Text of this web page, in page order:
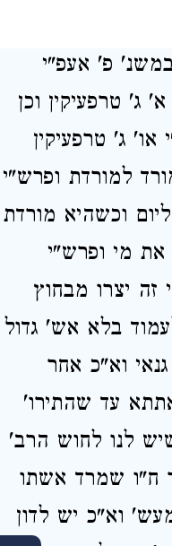
פ' אעפ"י
ג' טרפעיקין וכן
ג' טרפעיקין
למורדת ופרש"י
וכשהיא מורדת
מי ופרש"י
יצרו מבחוץ
בלא אש' גדול
וא"כ אחר
עד שהתירו'
לנו לחוש הרב'
ח"ו שמרד אשתו
וא"כ יש לדון